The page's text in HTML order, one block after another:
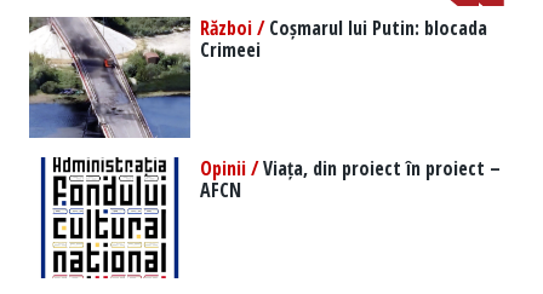
Război /Coșmarul lui Putin: blocada
Crimeei
Opinii /Viața, din proiect în proiect –
AFCN